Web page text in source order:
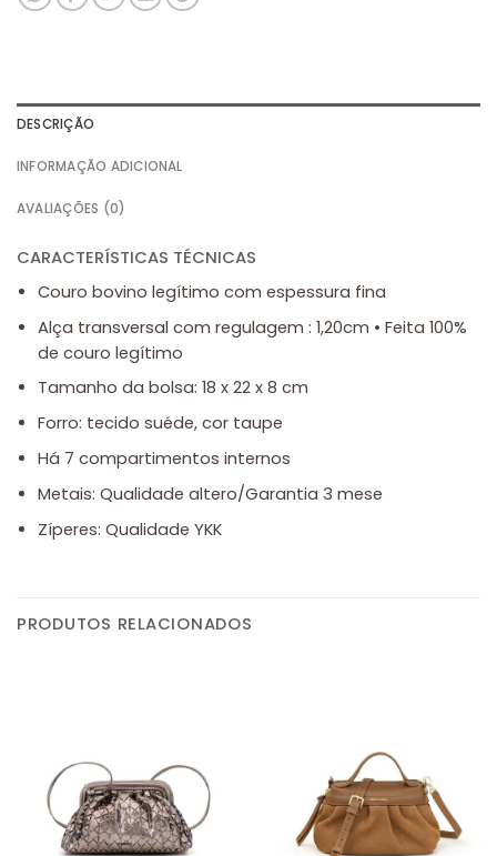
DESCRIÇÃO
INFORMAÇÃO ADICIONAL
AVALIAÇÕES (0)
CARACTERÍSTICAS TÉCNICAS
Couro bovino legítimo com espessura fina
Alça transversal com regulagem : 1,20cm • Feita 100%
de couro legítimo
Tamanho da bolsa: 18 x 22 x 8 cm
Forro: tecido suéde, cor taupe
Há 7 compartimentos internos
Metais: Qualidade altero/Garantia 3 mese
Zíperes: Qualidade YKK
PRODUTOS RELACIONADOS